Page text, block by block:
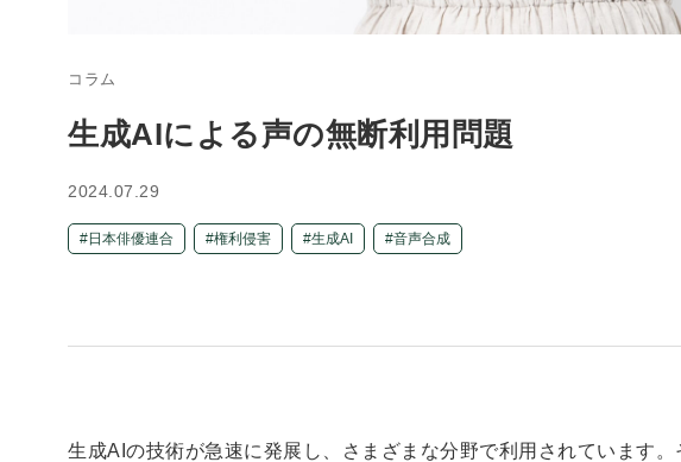
コラム
生成AIによる声の無断利用問題
2024.07.29
日本俳優連合 権利侵害 生成AI 音声合成
生成AIの技術が急速に発展し、さまざまな分野で利用されています。